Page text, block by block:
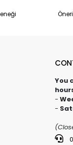
You
-
-